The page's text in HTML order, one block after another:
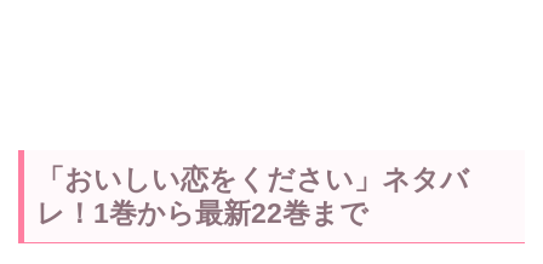
「おいしい恋をください」ネタバ
レ！1巻から最新22巻まで